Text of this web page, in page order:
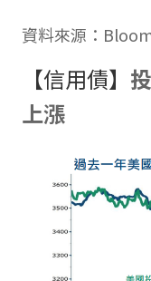
資料來源：
【信用債】
上漲